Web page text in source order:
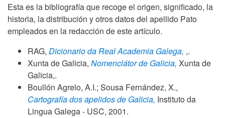
Esta es la bibliografía que recoge el origen, significado, la
historia, la distribución y otros datos del apellido Pato
empleados en la redacción de este artículo.
RAG, Dicionario da Real Academia Galega, ,.
Xunta de Galicia, Nomenclátor de Galicia, Xunta de
Galicia,.
Boullón Agrelo, A.I.; Sousa Fernández, X.,
Cartografía dos apelidos de Galicia, Instituto da
Lingua Galega - USC, 2001.